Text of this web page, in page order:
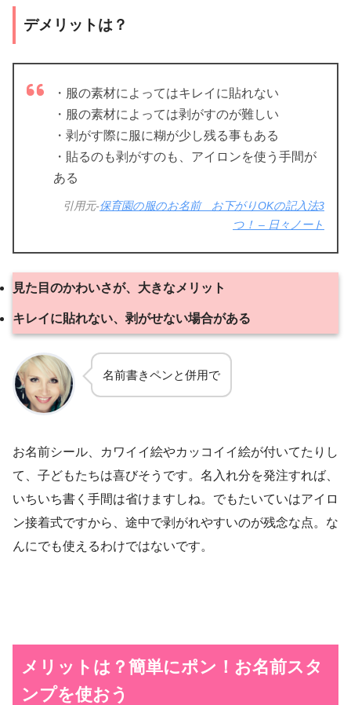
デメリットは？
・服の素材によってはキレイに貼れない
・服の素材によっては剥がすのが難しい
・剥がす際に服に糊が少し残る事もある
・貼るのも剥がすのも、アイロンを使う手間が
ある
引用元-保育園の服のお名前 お下がりOKの記入法3
つ！ – 日々ノート
見た目のかわいさが、大きなメリット
キレイに貼れない、剥がせない場合がある
名前書きペンと併用で
お名前シール、カワイイ絵やカッコイイ絵が付いてたりし
て、子どもたちは喜びそうです。名入れ分を発注すれば、
いちいち書く手間は省けますしね。でもたいていはアイロ
ン接着式ですから、途中で剥がれやすいのが残念な点。な
んにでも使えるわけではないです。
メリットは？簡単にポン！お名前スタ
ンプを使おう